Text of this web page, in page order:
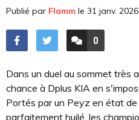
Publié par Flamm le 31 janv. 2026
ACCÉDER
0
Dans un duel au sommet très
chance à Dplus KIA en
Portés par un Peyz en état
parfaitement huilé, les